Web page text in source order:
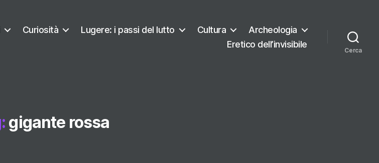
Curiosità Lugere: i passi del lutto Cultura
Archeologia
Eretico dell’invisibile
Cerca
gigante rossa